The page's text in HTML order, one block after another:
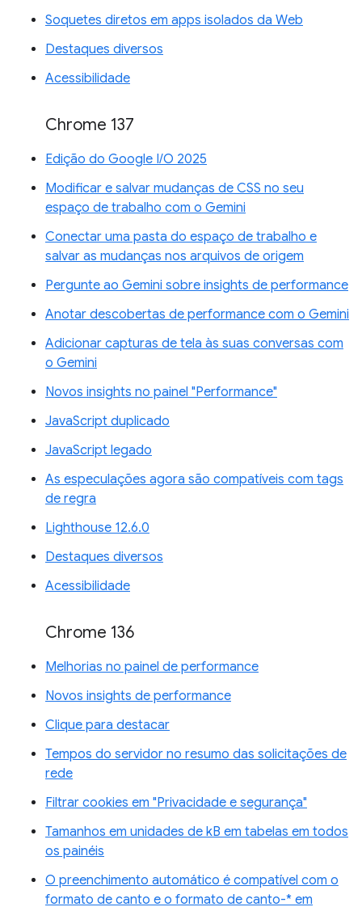
Soquetes diretos em apps isolados da Web
Destaques diversos
Acessibilidade
Chrome 137
Edição do Google I/O 2025
Modificar e salvar mudanças de CSS no seu
espaço de trabalho com o Gemini
Conectar uma pasta do espaço de trabalho e
salvar as mudanças nos arquivos de origem
Pergunte ao Gemini sobre insights de performance
Anotar descobertas de performance com o Gemini
Adicionar capturas de tela às suas conversas com
o Gemini
Novos insights no painel "Performance"
JavaScript duplicado
JavaScript legado
As especulações agora são compatíveis com tags
de regra
Lighthouse 12.6.0
Destaques diversos
Acessibilidade
Chrome 136
Melhorias no painel de performance
Novos insights de performance
Clique para destacar
Tempos do servidor no resumo das solicitações de
rede
Filtrar cookies em "Privacidade e segurança"
Tamanhos em unidades de kB em tabelas em todos
os painéis
O preenchimento automático é compatível com o
formato de canto e o formato de canto-* em